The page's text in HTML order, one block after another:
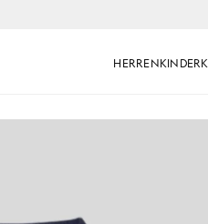
HERRENKINDER